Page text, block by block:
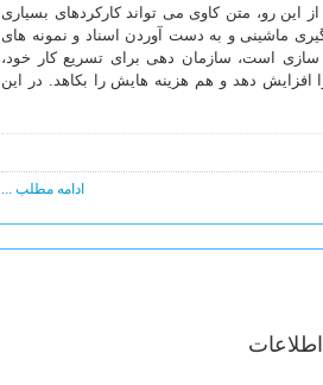
این رو، متن کاوی می تواند کارکردهای بسیاری
ماشینی و به دست آوردن اسناد و نمونه های
سازی است، سازمان دهی برای تسریع کار خود،
افزایش دهد و هم هزینه هایش را بکاهد. در این
ادامه مطلب ...